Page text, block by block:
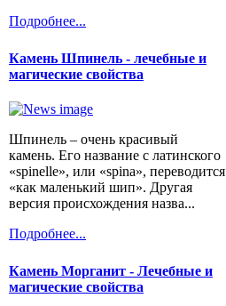
Подробнее...
Камень Шпинель - лечебные и
магические свойства
Шпинель – очень красивый
камень. Его название с латинского
«spinelle», или «spina», переводится
«как маленький шип». Другая
версия происхождения назва...
Подробнее...
Камень Морганит - Лечебные и
магические свойства